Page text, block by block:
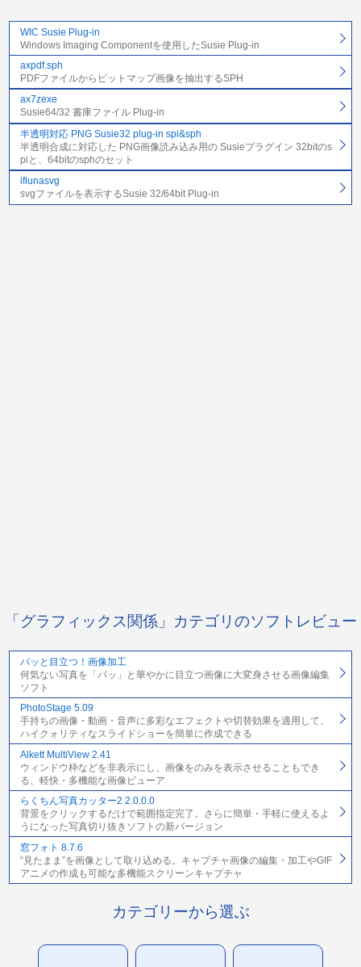
WIC Susie Plug-in
Windows Imaging Componentを使用したSusie Plug-in
axpdf.sph
PDFファイルからビットマップ画像を抽出するSPH
ax7zexe
Susie64/32 書庫ファイル Plug-in
半透明対応 PNG Susie32 plug-in spi&sph
半透明合成に対応した PNG画像読み込み用の Susieプラグイン 32bitのs
piと、64bitのsphのセット
iflunasvg
svgファイルを表示するSusie 32/64bit Plug-in
「グラフィックス関係」カテゴリのソフトレビュー
パッと目立つ！画像加工
何気ない写真を「パッ」と華やかに目立つ画像に大変身させる画像編集
ソフト
PhotoStage 5.09
手持ちの画像・動画・音声に多彩なエフェクトや切替効果を適用して、
ハイクォリティなスライドショーを簡単に作成できる
Alkett MultiView 2.41
ウィンドウ枠などを非表示にし、画像をのみを表示させることもでき
る、軽快・多機能な画像ビューア
らくちん写真カッター2 2.0.0.0
背景をクリックするだけで範囲指定完了。さらに簡単・手軽に使えるよ
うになった写真切り抜きソフトの新バージョン
窓フォト 8.7.6
“見たまま”を画像として取り込める。キャプチャ画像の編集・加工やGIF
アニメの作成も可能な多機能スクリーンキャプチャ
カテゴリーから選ぶ